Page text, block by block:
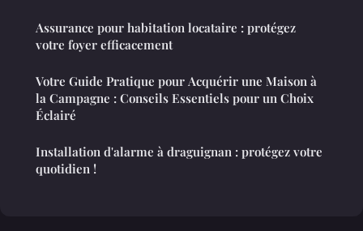
Assurance pour habitation locataire : protégez
votre foyer efficacement
Votre Guide Pratique pour Acquérir une Maison à
la Campagne : Conseils Essentiels pour un Choix
Éclairé
Installation d'alarme à draguignan : protégez votre
quotidien !